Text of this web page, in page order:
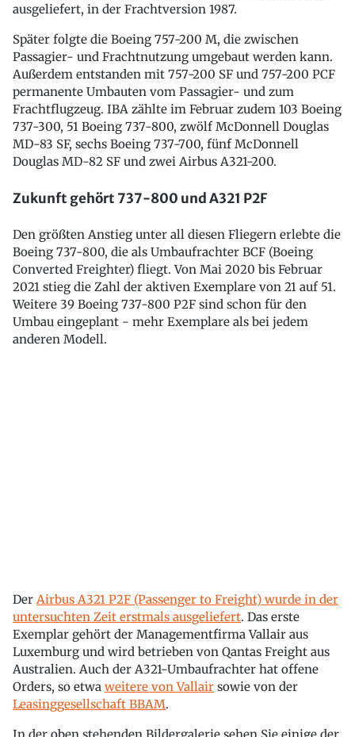
ausgeliefert, in der Frachtversion 1987.
Später folgte die Boeing 757-200 M, die zwischen
Passagier- und Frachtnutzung umgebaut werden kann.
Außerdem entstanden mit 757-200 SF und 757-200 PCF
permanente Umbauten vom Passagier- und zum
Frachtflugzeug. IBA zählte im Februar zudem 103 Boeing
737-300, 51 Boeing 737-800, zwölf McDonnell Douglas
MD-83 SF, sechs Boeing 737-700, fünf McDonnell
Douglas MD-82 SF und zwei Airbus A321-200.
Zukunft gehört 737-800 und A321 P2F
Den größten Anstieg unter all diesen Fliegern erlebte die
Boeing 737-800, die als Umbaufrachter BCF (Boeing
Converted Freighter) fliegt. Von Mai 2020 bis Februar
2021 stieg die Zahl der aktiven Exemplare von 21 auf 51.
Weitere 39 Boeing 737-800 P2F sind schon für den
Umbau eingeplant - mehr Exemplare als bei jedem
anderen Modell.
Der Airbus A321 P2F (Passenger to Freight) wurde in der
untersuchten Zeit erstmals ausgeliefert. Das erste
Exemplar gehört der Managementfirma Vallair aus
Luxemburg und wird betrieben von Qantas Freight aus
Australien. Auch der A321-Umbaufrachter hat offene
Orders, so etwa weitere von Vallair sowie von der
Leasinggesellschaft BBAM.